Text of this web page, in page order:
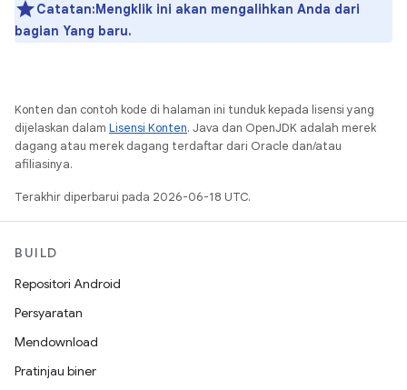
Catatan:Mengklik ini akan mengalihkan Anda dari
bagian Yang baru.
Konten dan contoh kode di halaman ini tunduk kepada lisensi yang
dijelaskan dalam Lisensi Konten. Java dan OpenJDK adalah merek
dagang atau merek dagang terdaftar dari Oracle dan/atau
afiliasinya.
Terakhir diperbarui pada 2026-06-18 UTC.
BUILD
Repositori Android
Persyaratan
Mendownload
Pratinjau biner